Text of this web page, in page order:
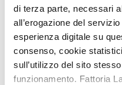
di terza parte, necessari
all’erogazione del
esperienza digitale su
consenso, cookie
sull’utilizzo del sito
funzionamento. Fattoria